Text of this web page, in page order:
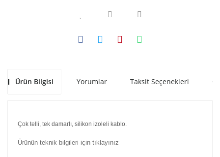
Ürün Bilgisi Yorumlar Taksit Seçenekleri
Çok telli, tek damarlı, silikon izoleli kablo.
Ürünün teknik bilgileri için tıklayınız